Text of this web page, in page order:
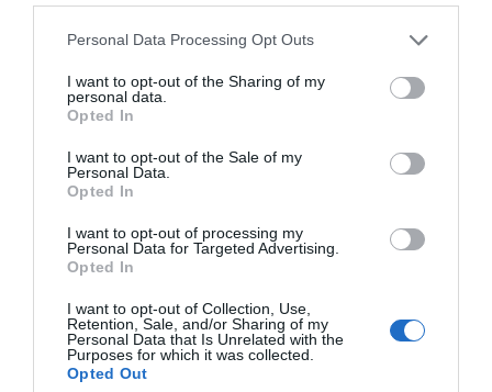
Personal Data Processing Opt Outs
I want to opt-out of the Sharing of my
personal data.
Opted In
I want to opt-out of the Sale of my
Personal Data.
Opted In
I want to opt-out of processing my
Personal Data for Targeted Advertising.
Opted In
I want to opt-out of Collection, Use,
Retention, Sale, and/or Sharing of my
Personal Data that Is Unrelated with the
Purposes for which it was collected.
Opted Out
Madrid busca socio para construir y gestionar un
gimnasio por 46,5 millones